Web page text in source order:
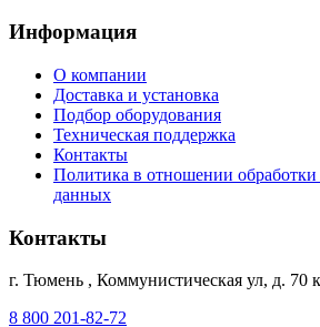
Информация
О компании
Доставка и установка
Подбор оборудования
Техническая поддержка
Контакты
Политика в отношении
данных
Контакты
г. Тюмень , Коммунистическая ул, д. 70
8 800 201-82-72